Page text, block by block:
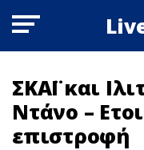
ΣΚΑΪ και
Ντάνο –
επιστροφή